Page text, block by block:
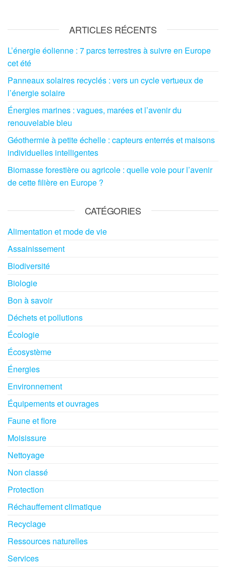
ARTICLES RÉCENTS
L’énergie éolienne : 7 parcs terrestres à suivre en Europe
cet été
Panneaux solaires recyclés : vers un cycle vertueux de
l’énergie solaire
Énergies marines : vagues, marées et l’avenir du
renouvelable bleu
Géothermie à petite échelle : capteurs enterrés et maisons
individuelles intelligentes
Biomasse forestière ou agricole : quelle voie pour l’avenir
de cette filière en Europe ?
CATÉGORIES
Alimentation et mode de vie
Assainissement
Biodiversité
Biologie
Bon à savoir
Déchets et pollutions
Écologie
Écosystème
Énergies
Environnement
Équipements et ouvrages
Faune et flore
Moisissure
Nettoyage
Non classé
Protection
Réchauffement climatique
Recyclage
Ressources naturelles
Services